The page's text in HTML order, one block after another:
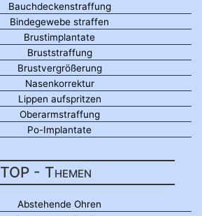
Bauchdeckenstraffung
Bindegewebe straffen
Brustimplantate
Bruststraffung
Brustvergrößerung
Nasenkorrektur
Lippen aufspritzen
Oberarmstraffung
Po-Implantate
TOP - Themen
Abstehende Ohren